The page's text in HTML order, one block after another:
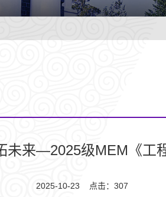
未来—2025级MEM《工
2025-10-23 点击： 307